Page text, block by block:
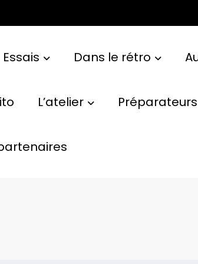
Essais Dans le rétro
L’atelier Préparateurs